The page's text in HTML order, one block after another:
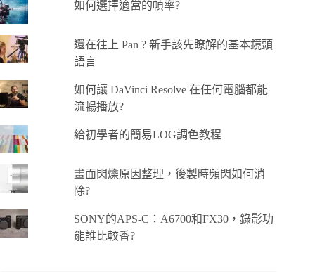
如何選擇適當的幀率?
還在往上 Pan ? 新手該先瞭解的基本鏡頭
語言
如何讓 DaVinci Resolve 在任何電腦都能
流暢播放?
給初學者的簡易LOG調色教程
畫面閃爍原因整理，後製時頻閃如何消
除?
SONY的APS-C：A6700和FX30，錄影功
能誰比較香?